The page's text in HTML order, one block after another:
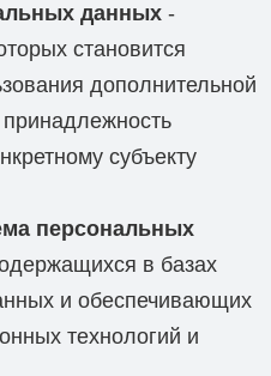
данных -
становится
дополнительной
субъекту
персональных
в базах
и обеспечивающих
технологий и